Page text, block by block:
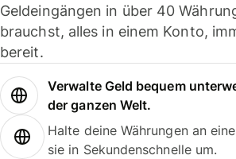
Geldeingängen in über 40
brauchst, alles in einem Konto,
bereit.
Verwalte Geld bequem
der ganzen Welt.
Halte deine Währungen an
sie in Sekundenschnelle um.